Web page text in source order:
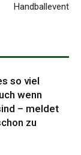
Handballevent
so viel
wenn
– meldet
zu